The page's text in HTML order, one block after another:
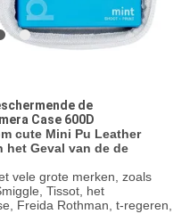
de
Case 600D
cute Mini Pu Leather
het Geval van de de
vele grote merken, zoals
Tissot, het
Freida Rothman, t-regeren,